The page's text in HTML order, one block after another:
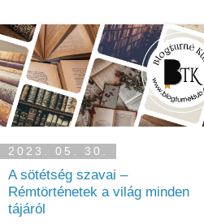
2023. 05. 30.
A sötétség szavai –
Rémtörténetek a világ minden
tájáról